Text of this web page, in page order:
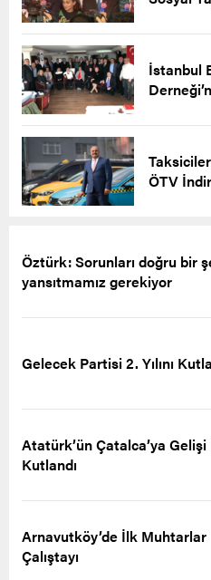
İstanbul
ÖTV
Öztürk: Sorunları doğru bir
yansıtmamız gerekiyor
Gelecek Partisi 2. Yılını
Atatürk’ün Çatalca’ya
Kutlandı
Arnavutköy’de İlk Muhtarlar
Çalıştayı